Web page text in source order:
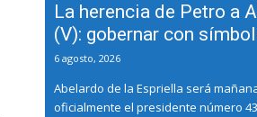
La herencia de Petro a
(V): gobernar con
6 agosto, 2026
Abelardo de la Espriella será
oficialmente el presidente número